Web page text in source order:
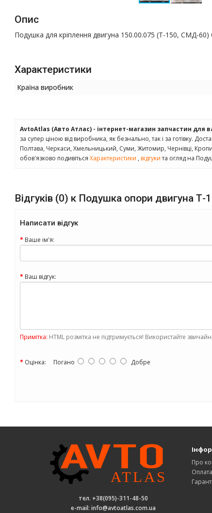
Опис
Подушка для кріплення двигуна 150.00.075 (Т-150, СМД-
Характеристики
Країна виробник
AvtoAtlas (Авто Атлас) - інтернет-магазин запчастин для
за супер ціною від виробника, як безнально, так і за готівку.
Полтава, Черкаси, Хмельницький, Суми, Житомир, Чернівці,
обов'язково подивіться Характеристики , відгукита огляд на
Відгуків (0) к Подушка опори двигуна
Написати відгук
Ваше ім'я:
Ваш відгук:
Примітка: HTML розмітка не підтримується! Використайте
Оцінка: Погано Добре
тел. +38(095)-311-48-50
e-mail: info@avtoatlas.com.ua
Про